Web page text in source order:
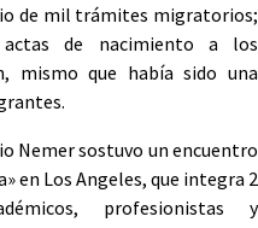
de mil trámites migratorios;
de nacimiento a los
mismo que había sido una
Nemer sostuvo un encuentro
en Los Angeles, que integra 2
profesionistas y